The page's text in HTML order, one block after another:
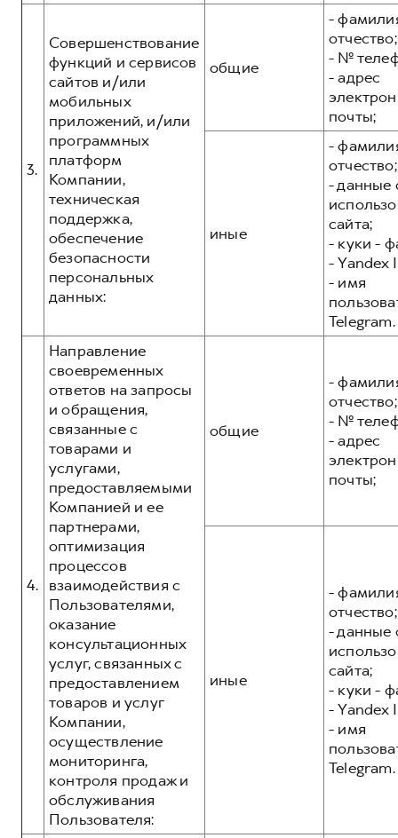
3.
Совершенствование
функций и сервисов
сайтов и/или
мобильных
приложений, и/или
программных
платформ
Компании,
техническая
поддержка,
обеспечение
безопасности
персональных
данных:
общие
-
отчество;
- №
- адрес
почты;
иные
-
отчество;
- данные
сайта;
- куки -
- Yandex
- имя
Telegram.
4.
Направление
своевременных
ответов на запросы
и обращения,
связанные с
товарами и
услугами,
предоставляемыми
Компанией и ее
партнерами,
оптимизация
процессов
взаимодействия с
Пользователями,
оказание
консультационных
услуг, связанных с
предоставлением
товаров и услуг
Компании,
осуществление
мониторинга,
контроля продаж и
обслуживания
Пользователя:
общие
-
отчество;
- №
- адрес
почты;
иные
-
отчество;
- данные
сайта;
- куки -
- Yandex
- имя
Telegram.